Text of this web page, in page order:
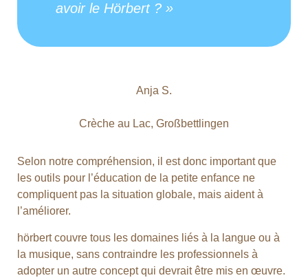
avoir le Hörbert ? »
Anja S.
Crèche au Lac, Großbettlingen
Selon notre compréhension, il est donc important que
les outils pour l’éducation de la petite enfance ne
compliquent pas la situation globale, mais aident à
l’améliorer.
hörbert couvre tous les domaines liés à la langue ou à
la musique, sans contraindre les professionnels à
adopter un autre concept qui devrait être mis en œuvre.